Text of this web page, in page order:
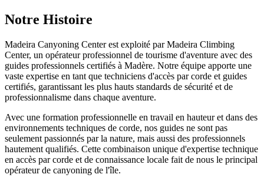
Notre Histoire
Madeira Canyoning Center est exploité par Madeira Climbing
Center, un opérateur professionnel de tourisme d'aventure avec des
guides professionnels certifiés à Madère. Notre équipe apporte une
vaste expertise en tant que techniciens d'accès par corde et guides
certifiés, garantissant les plus hauts standards de sécurité et de
professionnalisme dans chaque aventure.
Avec une formation professionnelle en travail en hauteur et dans des
environnements techniques de corde, nos guides ne sont pas
seulement passionnés par la nature, mais aussi des professionnels
hautement qualifiés. Cette combinaison unique d'expertise technique
en accès par corde et de connaissance locale fait de nous le principal
opérateur de canyoning de l'île.